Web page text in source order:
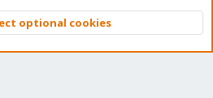
© 2010-2026 XenForo Ltd.
Top
optional cookies